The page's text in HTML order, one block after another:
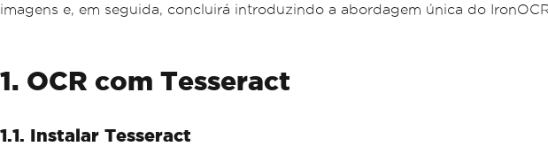
imagens e, em seguida, concluirá introduzindo a abordagem única do
1. OCR com Tesseract
1.1. Instalar Tesseract